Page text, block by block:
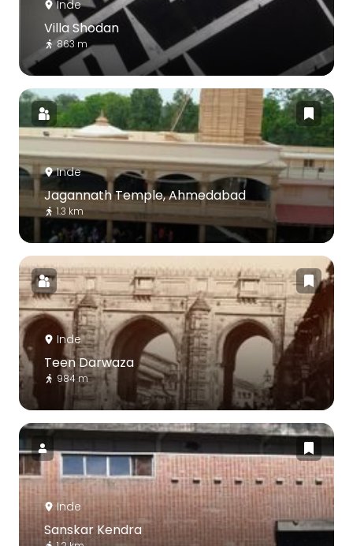
Inde
Villa Shodan
863 m
Inde
Jagannath Temple, Ahmedabad
1.3 km
Inde
Teen Darwaza
984 m
Inde
Sanskar Kendra